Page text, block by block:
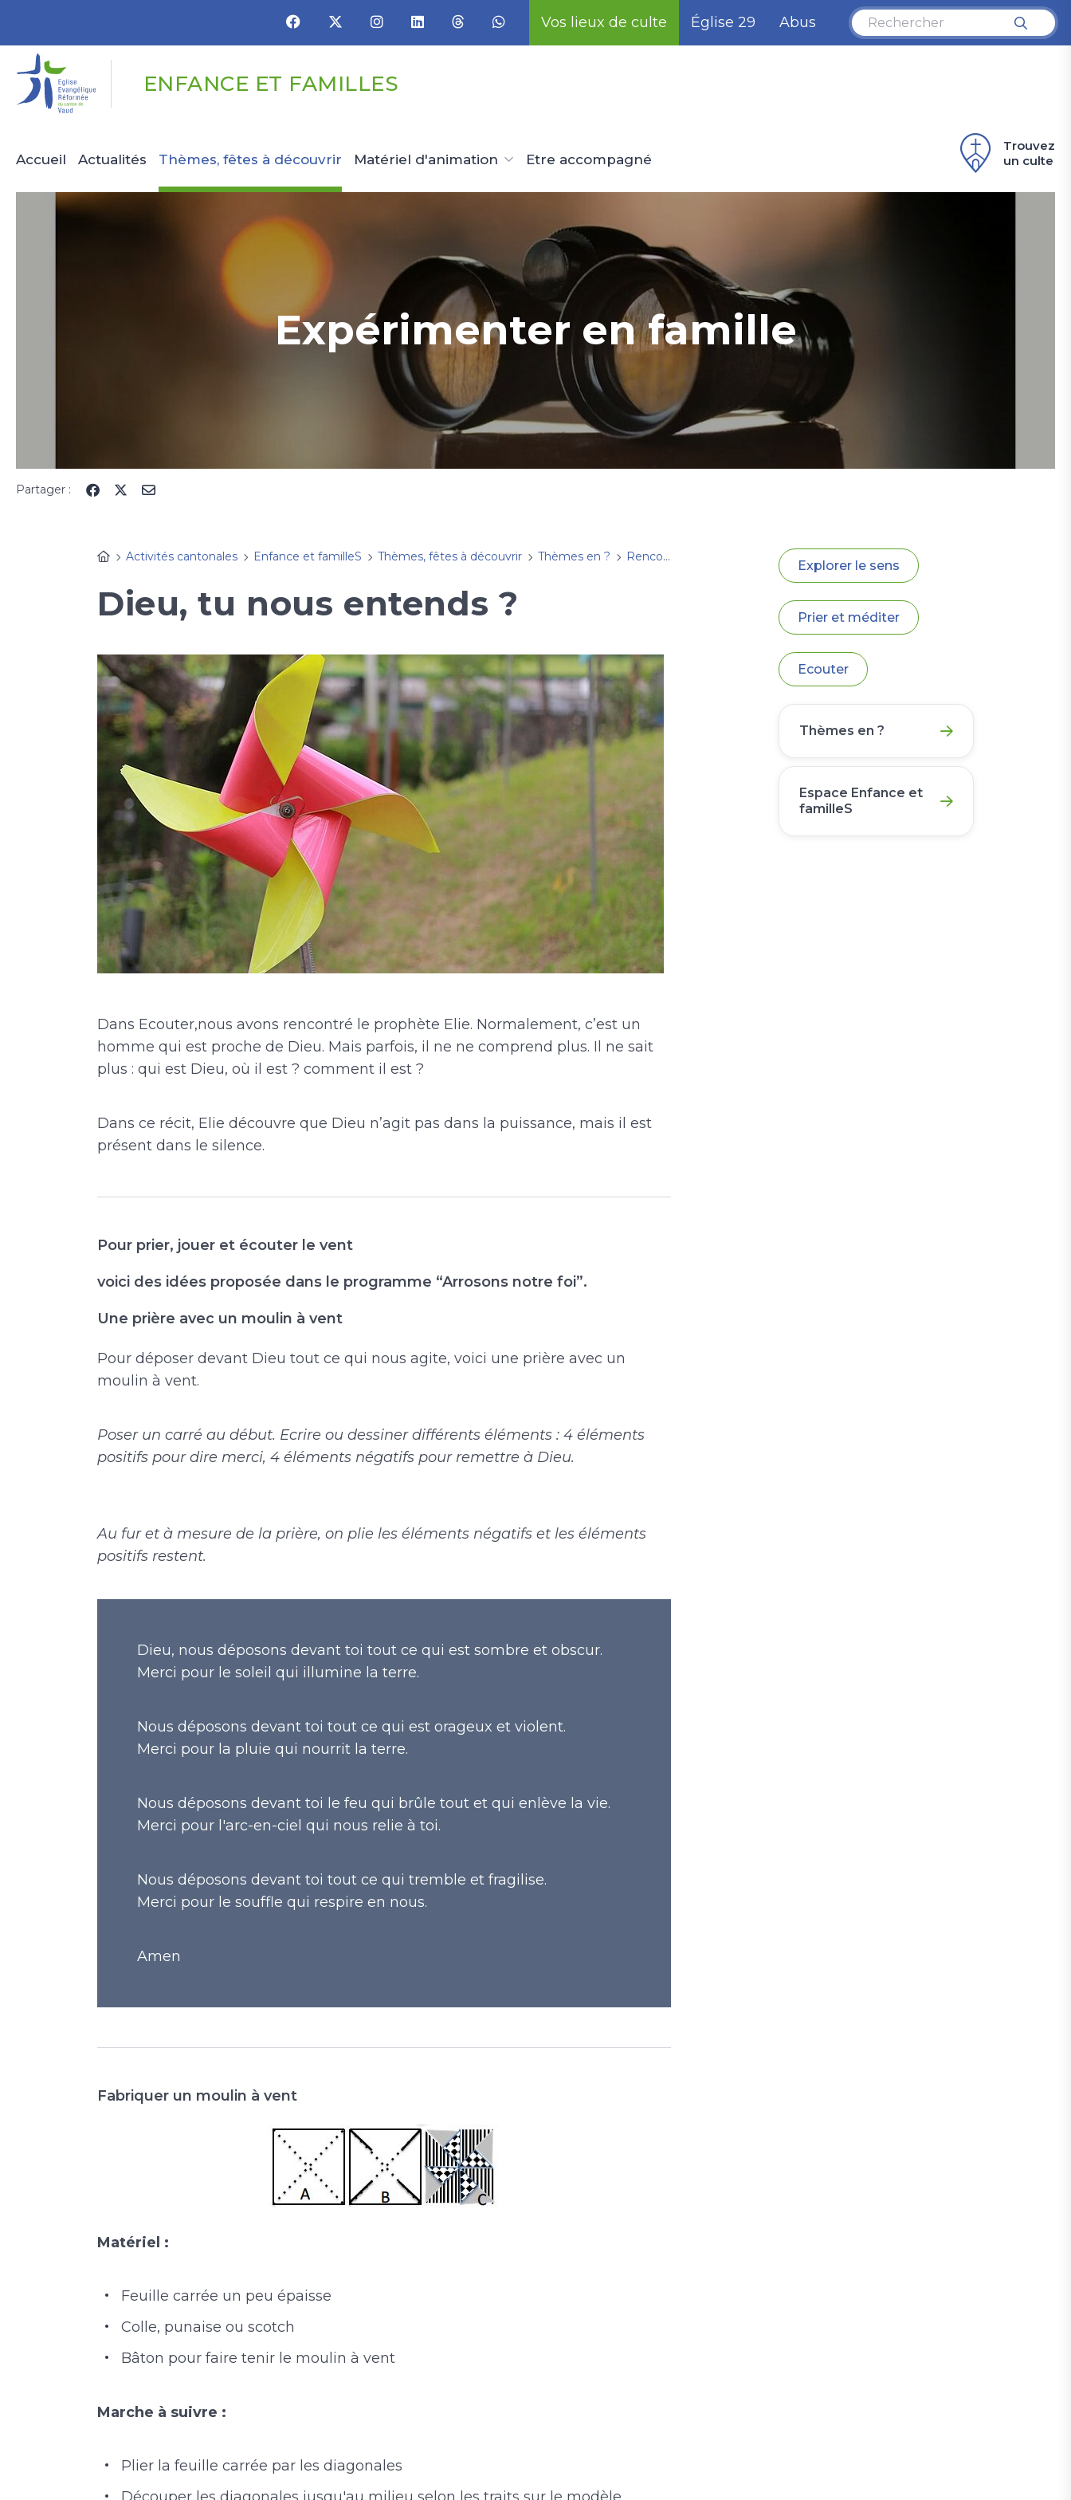
Vos lieux de culte Église 29 Abus
ENFANCE ET FAMILLES
Accueil Actualités Thèmes, fêtes à découvrir Matériel d'animation Etre accompagné
Trouvez
un culte
Expérimenter en famille
Partager :
Activités cantonales Enfance et familleS Thèmes, fêtes à découvrir Thèmes en ? Rencontrer Dieu dans le bruissement d'un silence
Dieu, tu nous entends ?
Dans Ecouter,nous avons rencontré le prophète Elie. Normalement, c’est un
homme qui est proche de Dieu. Mais parfois, il ne ne comprend plus. Il ne sait
plus : qui est Dieu, où il est ? comment il est ?
Dans ce récit, Elie découvre que Dieu n’agit pas dans la puissance, mais il est
présent dans le silence.
Pour prier, jouer et écouter le vent
voici des idées proposée dans le programme “Arrosons notre foi”.
Une prière avec un moulin à vent
Pour déposer devant Dieu tout ce qui nous agite, voici une prière avec un
moulin à vent.
Poser un carré au début. Ecrire ou dessiner différents éléments : 4 éléments
positifs pour dire merci, 4 éléments négatifs pour remettre à Dieu.
Au fur et à mesure de la prière, on plie les éléments négatifs et les éléments
positifs restent.
Dieu, nous déposons devant toi tout ce qui est sombre et obscur.
Merci pour le soleil qui illumine la terre.
Nous déposons devant toi tout ce qui est orageux et violent.
Merci pour la pluie qui nourrit la terre.
Nous déposons devant toi le feu qui brûle tout et qui enlève la vie.
Merci pour l'arc-en-ciel qui nous relie à toi.
Nous déposons devant toi tout ce qui tremble et fragilise.
Merci pour le souffle qui respire en nous.
Amen
Fabriquer un moulin à vent
Matériel :
Feuille carrée un peu épaisse
Colle, punaise ou scotch
Bâton pour faire tenir le moulin à vent
Marche à suivre :
Plier la feuille carrée par les diagonales
Explorer le sens
Prier et méditer
Ecouter
Thèmes en ?
Espace Enfance et
familleS